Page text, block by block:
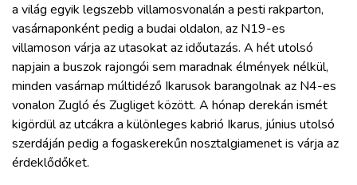
REGISZTRÁCIÓ
a világ egyik legszebb villamosvonalán a pesti rakparton,
vasárnaponként pedig a budai oldalon, az N19-es
villamoson várja az utasokat az időutazás. A hét utolsó
napjain a buszok rajongói sem maradnak élmények nélkül,
minden vasárnap múltidéző Ikarusok barangolnak az N4-es
vonalon Zugló és Zugliget között. A hónap derekán ismét
kigördül az utcákra a különleges kabrió Ikarus, június utolsó
szerdáján pedig a fogaskerekűn nosztalgiamenet is várja az
érdeklődőket.